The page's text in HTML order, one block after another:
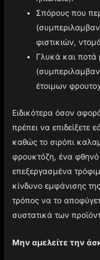
Σπόρους που
φιστικιών,
Γλυκά και ποτά
έτοιμων
Ειδικότερα όσον
πρέπει να επιδείξετε
καθώς το σιρόπι
φρουκτόζη, ένα φθηνό
επεξεργασμένα
κίνδυνο εμφάνισης
τρόπος να το
συστατικά των
Μην αμελείτε την